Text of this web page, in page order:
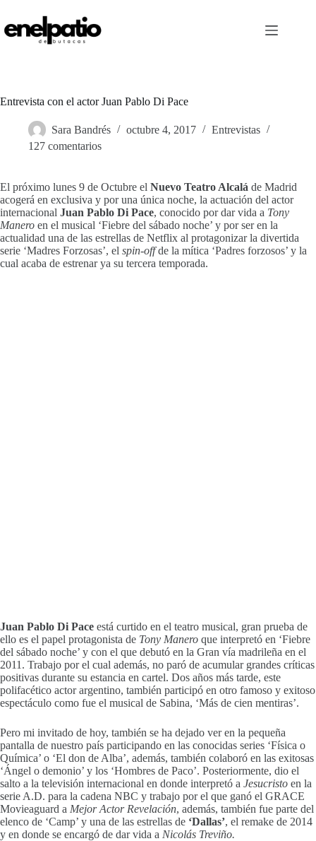
contenido
Entrevista con el actor Juan Pablo Di Pace
Sara Bandrés octubre 4, 2017
Entrevistas
127 comentarios
El próximo lunes 9 de Octubre el Nuevo Teatro Alcalá de Madrid
acogerá en exclusiva y por una única noche, la actuación del actor
internacional Juan Pablo Di Pace, conocido por dar vida a Tony
Manero en el musical ‘Fiebre del sábado noche’ y por ser en la
actualidad una de las estrellas de Netflix al protagonizar la divertida
serie ‘Madres Forzosas’, el spin-offde la mítica ‘Padres forzosos’ y la
cual acaba de estrenar ya su tercera temporada.
Juan Pablo Di Pace está curtido en el teatro musical, gran prueba de
ello es el papel protagonista de Tony Manero que interpretó en ‘Fiebre
del sábado noche’ y con el que debutó en la Gran vía madrileña en el
2011. Trabajo por el cual además, no paró de acumular grandes críticas
positivas durante su estancia en cartel. Dos años más tarde, este
polifacético actor argentino, también participó en otro famoso y exitoso
espectáculo como fue el musical de Sabina, ‘Más de cien mentiras’.
Pero mi invitado de hoy, también se ha dejado ver en la pequeña
pantalla de nuestro país participando en las conocidas series ‘Física o
Química’ o ‘El don de Alba’, además, también colaboró en las exitosas
‘Ángel o demonio’ y los ‘Hombres de Paco’. Posteriormente, dio el
salto a la televisión internacional en donde interpretó a Jesucristo en la
serie A.D. para la cadena NBC y trabajo por el que ganó el GRACE
Movieaguard a Mejor Actor Revelación, además, también fue parte del
elenco de ‘Camp’ y una de las estrellas de ‘Dallas’, el remake de 2014
y en donde se encargó de dar vida a Nicolás Treviño.